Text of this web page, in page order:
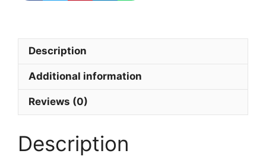
Description
Additional information
Reviews (0)
Description